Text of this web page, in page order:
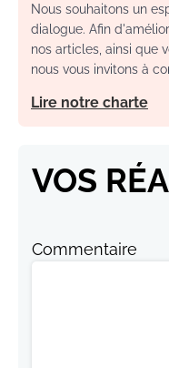
Nous souhaitons un
dialogue. Afin
nos articles, ainsi que
nous vous invitons à
Lire notre charte
VOS
Commentaire